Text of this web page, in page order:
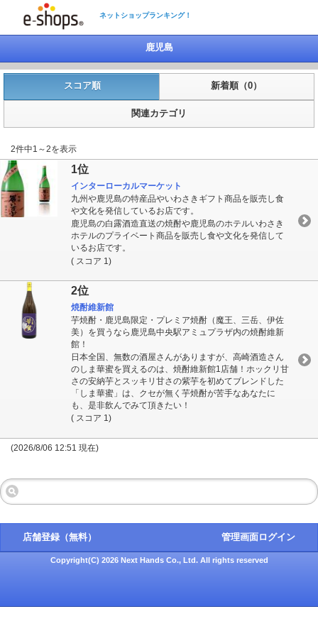
ネットショップランキング！
鹿児島
スコア順 新着順（0）
関連カテゴリ
2件中1～2を表示
1位
インターローカルマーケット
九州や鹿児島の特産品やいわさきギフト商品を販売し食
や文化を発信しているお店です。
鹿児島の白露酒造直送の焼酎や鹿児島のホテルいわさき
ホテルのプライベート商品を販売し食や文化を発信して
いるお店です。
( スコア 1)
2位
焼酎維新館
芋焼酎・鹿児島限定・プレミア焼酎（魔王、三岳、伊佐
美）を買うなら鹿児島中央駅アミュプラザ内の焼酎維新
館！
日本全国、無数の酒屋さんがありますが、高崎酒造さん
のしま華蜜を買えるのは、焼酎維新館1店舗！ホックリ甘
さの安納芋とスッキリ甘さの紫芋を初めてブレンドした
「しま華蜜」は、クセが無く芋焼酎が苦手なあなたに
も、是非飲んでみて頂きたい！
( スコア 1)
(2026/8/06 12:51 現在)
店舗登録（無料） 管理画面ログイン
Copyright(C) 2026 Next Hands Co., Ltd. All rights reserved